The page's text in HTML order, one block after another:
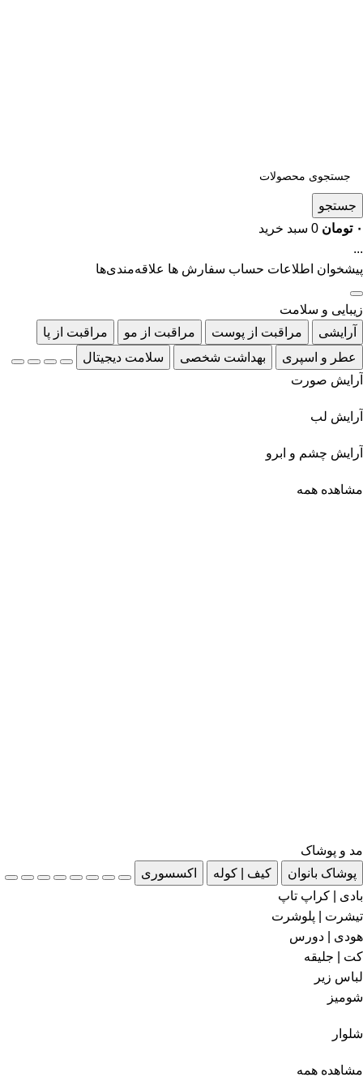
جستجو
۰ تومان 0 سبد خرید
...
پیشخوان اطلاعات حساب سفارش ها علاقه‌مندی‌ها
زیبایی و سلامت
آرایشی
مراقبت از پوست مراقبت از مو
مراقبت از پا
عطر و اسپری
بهداشت شخصی
سلامت دیجیتال
آرایش صورت
آرایش لب
آرایش چشم و ابرو
مشاهده همه
مد و پوشاک
پوشاک بانوان
کیف | کوله
اکسسوری
بادی | کراپ تاپ
تیشرت | پلوشرت
هودی | دورس
کت | جلیقه
لباس زیر
شومیز
شلوار
مشاهده همه